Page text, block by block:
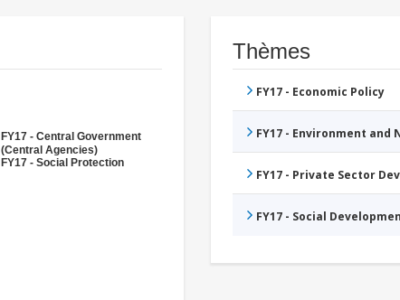
FY17 - Central Government
(Central Agencies)
FY17 - Social Protection
Thèmes
FY17 - Economic Policy
FY17 - Environment
FY17 - Private Sector
FY17 - Social